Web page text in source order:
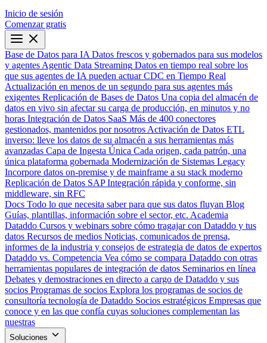
Inicio de sesión
Comenzar gratis
Base de Datos para IA Datos frescos y gobernados para sus modelos
y agentes Agentic Data Streaming Datos en tiempo real sobre los
que sus agentes de IA pueden actuar CDC en Tiempo Real
Actualización en menos de un segundo para sus agentes más
exigentes Replicación de Bases de Datos Una copia del almacén de
datos en vivo sin afectar su carga de producción, en minutos y no
horas Integración de Datos SaaS Más de 400 conectores
gestionados, mantenidos por nosotros Activación de Datos ETL
inverso: lleve los datos de su almacén a sus herramientas más
avanzadas Capa de Ingesta Única Cada origen, cada patrón, una
única plataforma gobernada Modernización de Sistemas Legacy
Incorpore datos on-premise y de mainframe a su stack moderno
Replicación de Datos SAP Integración rápida y conforme, sin
middleware, sin RFC
Docs Todo lo que necesita saber para que sus datos fluyan Blog
Guías, plantillas, información sobre el sector, etc. Academia
Dataddo Cursos y webinars sobre cómo tragajar con Dataddo y tus
datos Recursos de medios Noticias, comunicados de prensa,
informes de la industria y consejos de estrategia de datos de expertos
Dataddo vs. Competencia Vea cómo se compara Dataddo con otras
herramientas populares de integración de datos Seminarios en línea
Debates y demostraciones en directo a cargo de Dataddo y sus
socios Programas de socios Explora los programas de socios de
consultoría tecnología de Dataddo Socios estratégicos Empresas que
conoce y en las que confía cuyas soluciones complementan las
nuestras
Soluciones